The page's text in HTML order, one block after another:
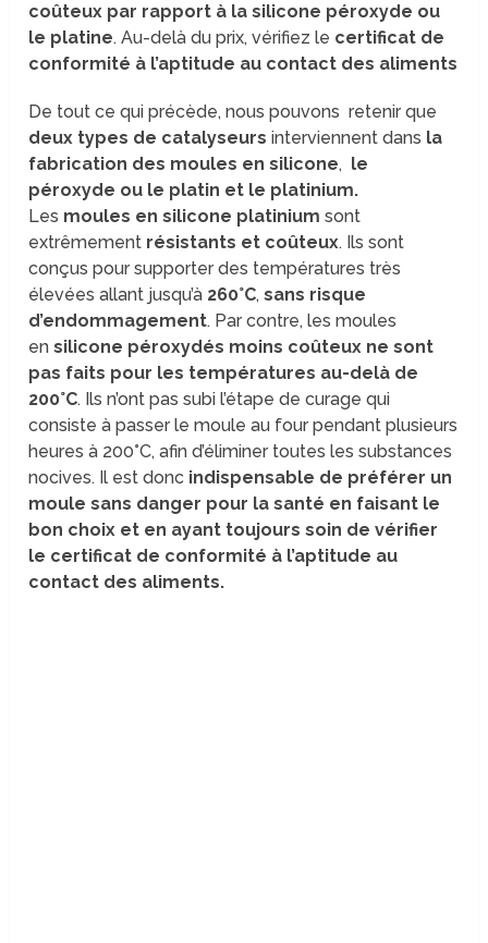
coûteux par rapport à la silicone péroxyde ou
le platine. Au-delà du prix, vérifiez le certificat de
conformité à l’aptitude au contact des aliments
De tout ce qui précède, nous pouvons retenir que
deux types de catalyseurs interviennent dans la
fabrication des moules en silicone, le
péroxyde ou le platin et le platinium.
Les moules en silicone platinium sont
extrêmement résistants et coûteux. Ils sont
conçus pour supporter des températures très
élevées allant jusqu’à 260°C,sans risque
d’endommagement. Par contre, les moules
ensilicone péroxydés moins coûteux ne sont
pas faits pour les températures au-delà de
200°C. Ils n’ont pas subi l’étape de curage qui
consiste à passer le moule au four pendant plusieurs
heures à 200°C, afin d’éliminer toutes les substances
nocives. Il est donc indispensable de préférer un
moule sans danger pour la santé en faisant le
bon choix et en ayant toujours soin de vérifier
le certificat de conformité à l’aptitude au
contact des aliments.